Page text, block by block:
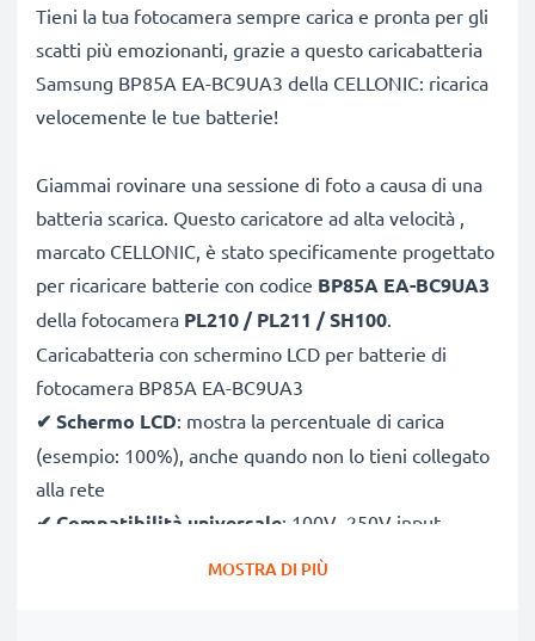
Tieni la tua fotocamera sempre carica e pronta per gli
scatti più emozionanti, grazie a questo caricabatteria
Samsung BP85A EA-BC9UA3 della CELLONIC: ricarica
velocemente le tue batterie!
Giammai rovinare una sessione di foto a causa di una
batteria scarica. Questo caricatore ad alta velocità ,
marcato CELLONIC, è stato specificamente progettato
per ricaricare batterie con codice BP85A EA-BC9UA3
della fotocamera PL210 / PL211 / SH100.
Caricabatteria con schermino LCD per batterie di
fotocamera BP85A EA-BC9UA3
✔ Schermo LCD: mostra la percentuale di carica
(esempio: 100%), anche quando non lo tieni collegato
alla rete
✔ Compatibilità universale: 100V–250V input
flessibile, utilizzabile ovunque, in Italia, Europa o fuori
MOSTRA DI PIÙ